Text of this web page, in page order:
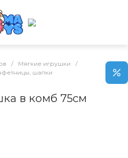
/ Мягкие игрушки
/
шапки
в комб 75см